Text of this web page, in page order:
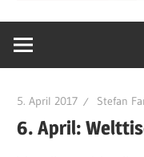
5. April 2017 Stefan
6. April: